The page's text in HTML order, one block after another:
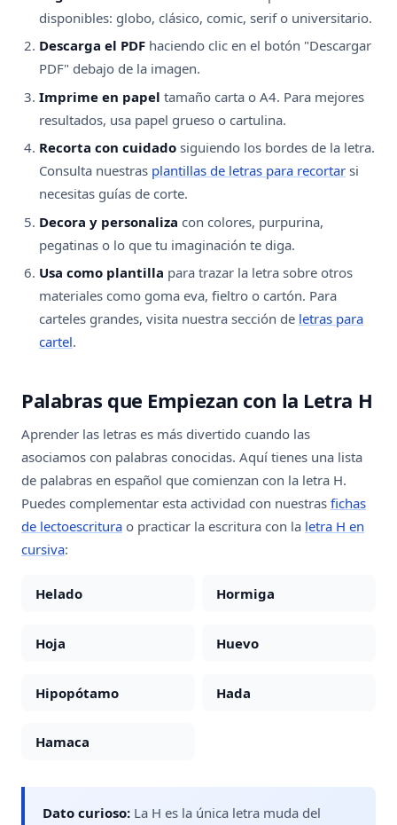
disponibles: globo, clásico, comic, serif o universitario.
Descarga el PDF haciendo clic en el botón "Descargar
PDF" debajo de la imagen.
Imprime en papel tamaño carta o A4. Para mejores
resultados, usa papel grueso o cartulina.
Recorta con cuidado siguiendo los bordes de la letra.
Consulta nuestras plantillas de letras para recortar si
necesitas guías de corte.
Decora y personaliza con colores, purpurina,
pegatinas o lo que tu imaginación te diga.
Usa como plantilla para trazar la letra sobre otros
materiales como goma eva, fieltro o cartón. Para
carteles grandes, visita nuestra sección de letras para
cartel.
Palabras que Empiezan con la Letra H
Aprender las letras es más divertido cuando las
asociamos con palabras conocidas. Aquí tienes una lista
de palabras en español que comienzan con la letra H.
Puedes complementar esta actividad con nuestras fichas
de lectoescritura o practicar la escritura con la letra H en
cursiva:
Helado Hormiga
Hoja Huevo
Hipopótamo Hada
Hamaca
Dato curioso: La H es la única letra muda del